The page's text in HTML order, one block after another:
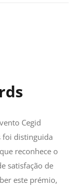
Cegid
foi distinguida
reconhece o
satisfação de
este prémio,